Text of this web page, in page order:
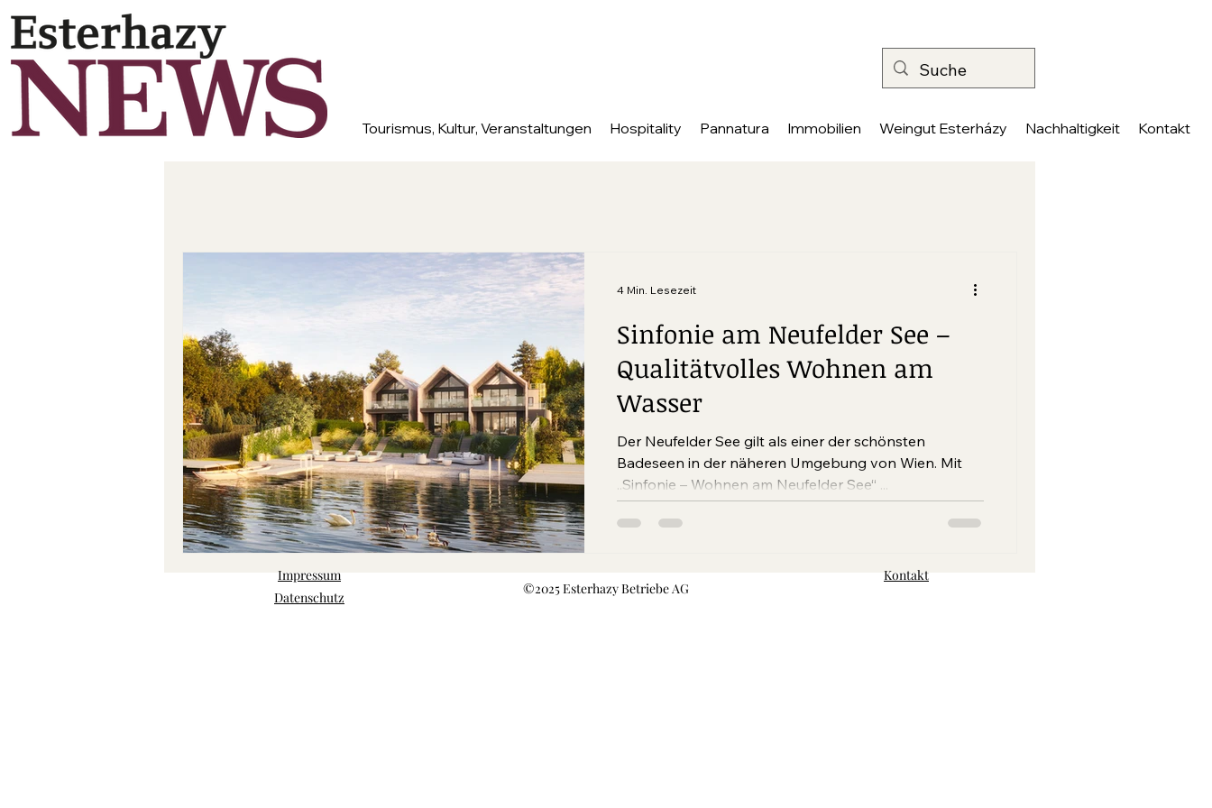
Tourismus, Kultur, Veranstaltungen Hospitality Pannatura Immobilien Weingut Esterházy Nachhaltigkeit Kontakt
Sinfonie am Neufelder See –
Qualitätvolles Wohnen am
Wasser
Der Neufelder See gilt als einer der schönsten
Badeseen in der näheren Umgebung von Wien. Mit
„Sinfonie – Wohnen am Neufelder See“ ...
4 Min. Lesezeit
Impressum
Datenschutz
©2025 Esterhazy Betriebe AG
Kontakt